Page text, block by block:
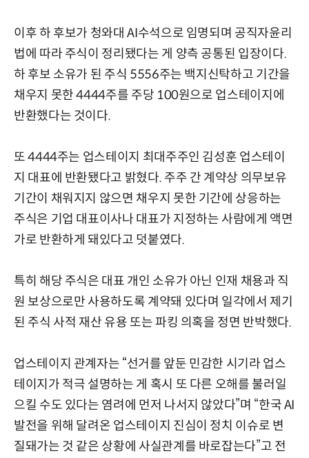
이후 하 후보가 청와대 AI수석으로 임명되며 공직자윤리
법에 따라 주식이 정리됐다는 게 양측 공통된 입장이다.
하 후보 소유가 된 주식 5556주는 백지신탁하고 기간을
채우지 못한 4444주를 주당 100원으로 업스테이지에
반환했다는 것이다.
또 4444주는 업스테이지 최대주주인 김성훈 업스테이
지 대표에 반환됐다고 밝혔다. 주주 간 계약상 의무보유
기간이 채워지지 않으면 채우지 못한 기간에 상응하는
주식은 기업 대표이사나 대표가 지정하는 사람에게 액면
가로 반환하게 돼있다고 덧붙였다.
특히 해당 주식은 대표 개인 소유가 아닌 인재 채용과 직
원 보상으로만 사용하도록 계약돼 있다며 일각에서 제기
된 주식 사적 재산 유용 또는 파킹 의혹을 정면 반박했다.
업스테이지 관계자는 “선거를 앞둔 민감한 시기라 업스
테이지가 적극 설명하는 게 혹시 또 다른 오해를 불러일
으킬 수도 있다는 염려에 먼저 나서지 않았다”며 “한국 AI
발전을 위해 달려온 업스테이지 진심이 정치 이슈로 변
질돼가는 것 같은 상황에 사실관계를 바로잡는다”고 전